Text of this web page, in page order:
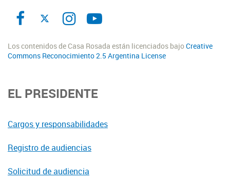
Los contenidos de Casa Rosada están licenciados bajoCreative
Commons Reconocimiento 2.5 Argentina License
EL PRESIDENTE
Cargos y responsabilidades
Registro de audiencias
Solicitud de audiencia